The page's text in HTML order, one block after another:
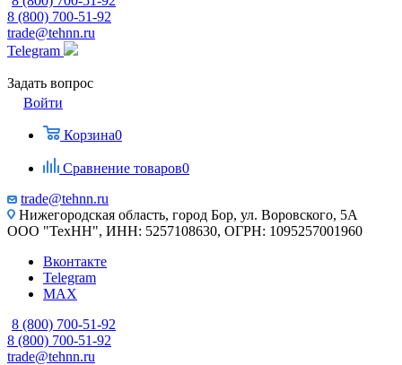
8 (800) 700-51-92
trade@tehnn.ru
Telegram
Задать вопрос
Войти
Корзина0
Сравнение товаров0
trade@tehnn.ru
Нижегородская область, город Бор, ул. Воровского, 5А
ООО "ТехНН", ИНН: 5257108630, ОГРН: 1095257001960
Вконтакте
Telegram
MAX
8 (800) 700-51-92
8 (800) 700-51-92
trade@tehnn.ru